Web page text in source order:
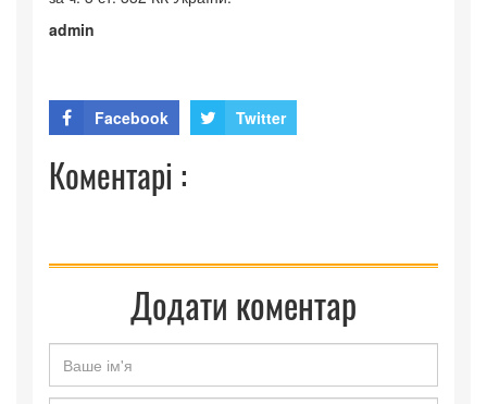
admin
Facebook Twitter
Коментарі :
Додати коментар